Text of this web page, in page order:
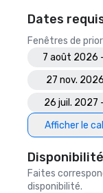
Dates
Fenêtres de
7 août 2026
27 nov.
26 juil. 2027
Afficher le
Faites
disponibilité.